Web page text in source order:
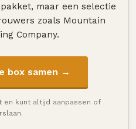
maar een selectie
zoals Mountain
Company.
box samen →
kunt altijd aanpassen of